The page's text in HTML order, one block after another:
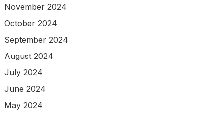
November 2024
October 2024
September 2024
August 2024
July 2024
June 2024
May 2024